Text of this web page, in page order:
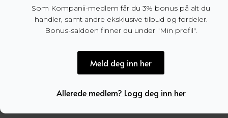
Dette produktet er for tiden utsolgt og
100966
Som Kompanii-medlem får du 3% bonus på alt du
handler, samt andre eksklusive tilbud og fordeler.
Bonus-saldoen finner du under "Min profil".
Meld deg inn her
Allerede medlem? Logg deg inn her